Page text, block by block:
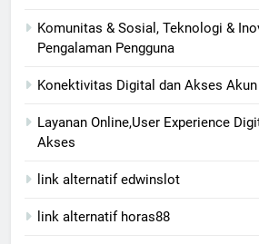
Komunitas & Sosial, Teknologi &
Pengalaman Pengguna
Konektivitas Digital dan Akses Akun
Layanan Online,User Experience
Akses
link alternatif edwinslot
link alternatif horas88